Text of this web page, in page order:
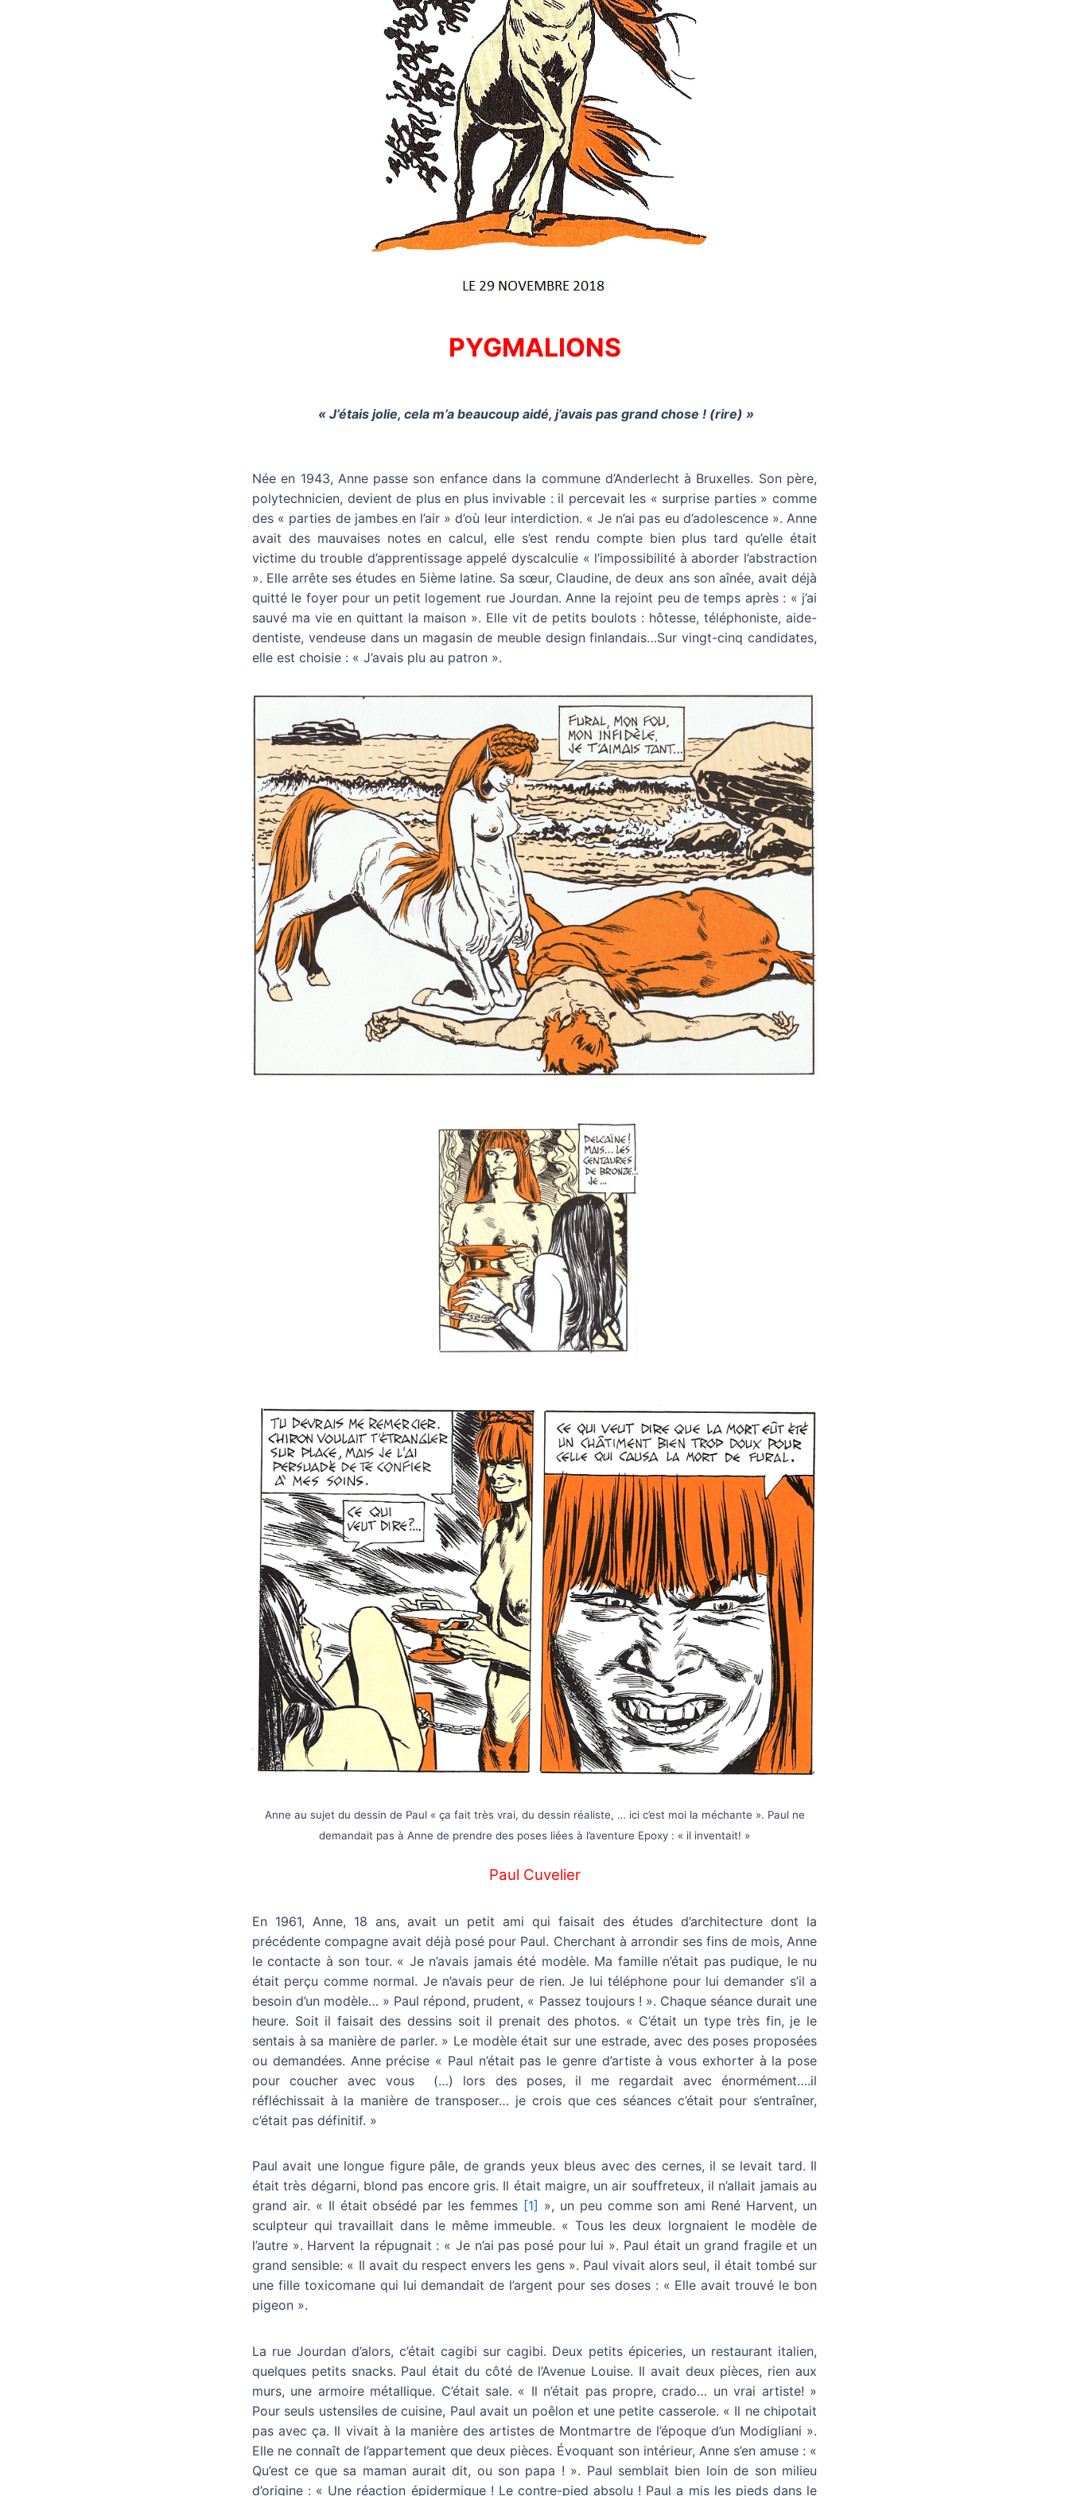
PYGMALIONS
« J’étais jolie, cela m’a beaucoup aidé, j’avais pas grand chose ! (rire) »
Née en 1943, Anne passe son enfance dans la commune d’Anderlecht à Bruxelles. Son père,
polytechnicien, devient de plus en plus invivable : il percevait les « surprise parties » comme
des « parties de jambes en l’air » d’où leur interdiction. « Je n’ai pas eu d’adolescence ». Anne
avait des mauvaises notes en calcul, elle s’est rendu compte bien plus tard qu’elle était
victime du trouble d’apprentissage appelé dyscalculie « l’impossibilité à aborder l’abstraction
». Elle arrête ses études en 5ième latine. Sa sœur, Claudine, de deux ans son aînée, avait déjà
quitté le foyer pour un petit logement rue Jourdan. Anne la rejoint peu de temps après : « j’ai
sauvé ma vie en quittant la maison ». Elle vit de petits boulots : hôtesse, téléphoniste, aide-
dentiste, vendeuse dans un magasin de meuble design finlandais…Sur vingt-cinq candidates,
elle est choisie : « J’avais plu au patron ».
Anne au sujet du dessin de Paul « ça fait très vrai, du dessin réaliste, … ici c’est moi la méchante ». Paul ne
demandait pas à Anne de prendre des poses liées à l’aventure Epoxy : « il inventait! »
Paul Cuvelier
En 1961, Anne, 18 ans, avait un petit ami qui faisait des études d’architecture dont la
précédente compagne avait déjà posé pour Paul. Cherchant à arrondir ses fins de mois, Anne
le contacte à son tour. « Je n’avais jamais été modèle. Ma famille n’était pas pudique, le nu
était perçu comme normal. Je n’avais peur de rien. Je lui téléphone pour lui demander s’il a
besoin d’un modèle… » Paul répond, prudent, « Passez toujours ! ». Chaque séance durait une
heure. Soit il faisait des dessins soit il prenait des photos. « C’était un type très fin, je le
sentais à sa manière de parler. » Le modèle était sur une estrade, avec des poses proposées
ou demandées. Anne précise « Paul n’était pas le genre d’artiste à vous exhorter à la pose
pour coucher avec vous (…) lors des poses, il me regardait avec énormément….il
réfléchissait à la manière de transposer… je crois que ces séances c’était pour s’entraîner,
c’était pas définitif. »
Paul avait une longue figure pâle, de grands yeux bleus avec des cernes, il se levait tard. Il
était très dégarni, blond pas encore gris. Il était maigre, un air souffreteux, il n’allait jamais au
grand air. « Il était obsédé par les femmes [1] », un peu comme son ami René Harvent, un
sculpteur qui travaillait dans le même immeuble. « Tous les deux lorgnaient le modèle de
l’autre ». Harvent la répugnait : « Je n’ai pas posé pour lui ». Paul était un grand fragile et un
grand sensible: « Il avait du respect envers les gens ». Paul vivait alors seul, il était tombé sur
une fille toxicomane qui lui demandait de l’argent pour ses doses : « Elle avait trouvé le bon
pigeon ».
La rue Jourdan d’alors, c’était cagibi sur cagibi. Deux petits épiceries, un restaurant italien,
quelques petits snacks. Paul était du côté de l’Avenue Louise. Il avait deux pièces, rien aux
murs, une armoire métallique. C’était sale. « Il n’était pas propre, crado… un vrai artiste! »
Pour seuls ustensiles de cuisine, Paul avait un poêlon et une petite casserole. « Il ne chipotait
pas avec ça. Il vivait à la manière des artistes de Montmartre de l’époque d’un Modigliani ».
Elle ne connaît de l’appartement que deux pièces. Évoquant son intérieur, Anne s’en amuse : «
Qu’est ce que sa maman aurait dit, ou son papa ! ». Paul semblait bien loin de son milieu
d’origine : « Une réaction épidermique ! Le contre-pied absolu ! Paul a mis les pieds dans le